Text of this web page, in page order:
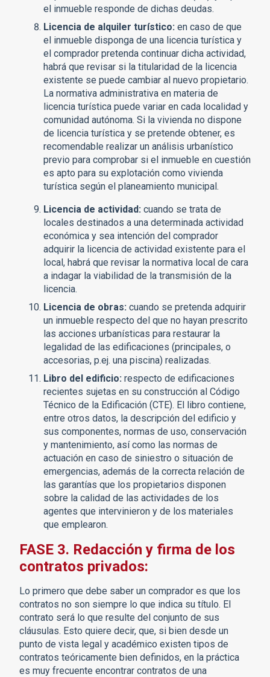
el inmueble responde de dichas deudas.
Licencia de alquiler turístico: en caso de que
el inmueble disponga de una licencia turística y
el comprador pretenda continuar dicha actividad,
habrá que revisar si la titularidad de la licencia
existente se puede cambiar al nuevo propietario.
La normativa administrativa en materia de
licencia turística puede variar en cada localidad y
comunidad autónoma. Si la vivienda no dispone
de licencia turística y se pretende obtener, es
recomendable realizar un análisis urbanístico
previo para comprobar si el inmueble en cuestión
es apto para su explotación como vivienda
turística según el planeamiento municipal.
Licencia de actividad: cuando se trata de
locales destinados a una determinada actividad
económica y sea intención del comprador
adquirir la licencia de actividad existente para el
local, habrá que revisar la normativa local de cara
a indagar la viabilidad de la transmisión de la
licencia.
Licencia de obras: cuando se pretenda adquirir
un inmueble respecto del que no hayan prescrito
las acciones urbanísticas para restaurar la
legalidad de las edificaciones (principales, o
accesorias, p.ej. una piscina) realizadas.
Libro del edificio: respecto de edificaciones
recientes sujetas en su construcción al Código
Técnico de la Edificación (CTE). El libro contiene,
entre otros datos, la descripción del edificio y
sus componentes, normas de uso, conservación
y mantenimiento, así como las normas de
actuación en caso de siniestro o situación de
emergencias, además de la correcta relación de
las garantías que los propietarios disponen
sobre la calidad de las actividades de los
agentes que intervinieron y de los materiales
que emplearon.
FASE 3. Redacción y firma de los
contratos privados:
Lo primero que debe saber un comprador es que los
contratos no son siempre lo que indica su título. El
contrato será lo que resulte del conjunto de sus
cláusulas. Esto quiere decir, que, si bien desde un
punto de vista legal y académico existen tipos de
contratos teóricamente bien definidos, en la práctica
es muy frecuente encontrar contratos de una